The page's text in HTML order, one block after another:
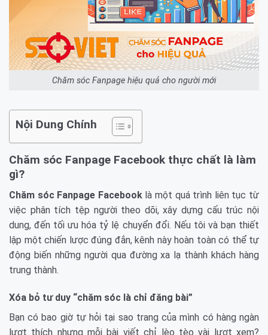
Chăm sóc Fanpage hiệu quả cho người mới
Nội Dung Chính
Chăm sóc Fanpage Facebook thực chất là làm
gì?
Chăm sóc Fanpage Facebooklà một quá trình liên tục từ
việc phân tích tệp người theo dõi, xây dựng cấu trúc nội
dung, đến tối ưu hóa tỷ lệ chuyển đổi. Nếu tôi và bạn thiết
lập một chiến lược đúng đắn, kênh này hoàn toàn có thể tự
động biến những người qua đường xa lạ thành khách hàng
trung thành.
Xóa bỏ tư duy “chăm sóc là chỉ đăng bài”
Bạn có bao giờ tự hỏi tại sao trang của mình có hàng ngàn
lượt thích nhưng mỗi bài viết chỉ lèo tèo vài lượt xem?